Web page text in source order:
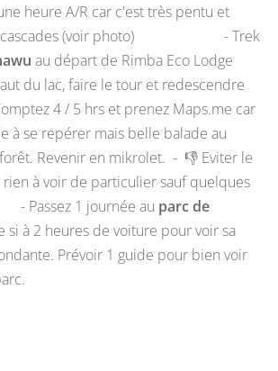
heure A/R car c'est très pentu et
cascades (voir photo) - Trek
au départ de Rimba Eco Lodge
du lac, faire le tour et redescendre
4 / 5 hrs et prenez Maps.me car
à se repérer mais belle balade au
Revenir en mikrolet. - 👎 Eviter le
rien à voir de particulier sauf quelques
Passez 1 journée au parc de
si à 2 heures de voiture pour voir sa
Prévoir 1 guide pour bien voir